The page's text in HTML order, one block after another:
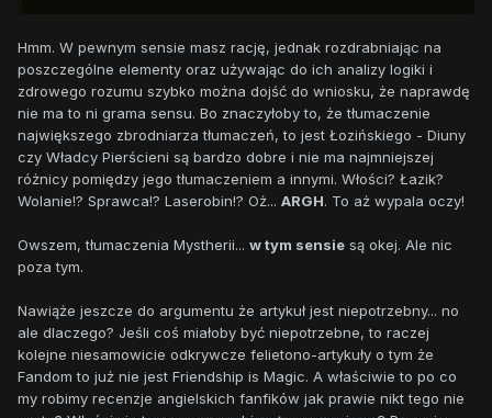
Hmm. W pewnym sensie masz rację, jednak rozdrabniając na
poszczególne elementy oraz używając do ich analizy logiki i
zdrowego rozumu szybko można dojść do wniosku, że naprawdę
nie ma to ni grama sensu. Bo znaczyłoby to, że tłumaczenie
największego zbrodniarza tłumaczeń, to jest Łozińskiego - Diuny
czy Władcy Pierścieni są bardzo dobre i nie ma najmniejszej
różnicy pomiędzy jego tłumaczeniem a innymi. Włości? Łazik?
Wolanie!? Sprawca!? Laserobin!? Oż... ARGH. To aż wypala oczy!
Owszem, tłumaczenia Mystherii... w tym sensie są okej. Ale nic
poza tym.
Nawiąże jeszcze do argumentu że artykuł jest niepotrzebny... no
ale dlaczego? Jeśli coś miałoby być niepotrzebne, to raczej
kolejne niesamowicie odkrywcze felietono-artykuły o tym że
Fandom to już nie jest Friendship is Magic. A właściwie to po co
my robimy recenzje angielskich fanfików jak prawie nikt tego nie